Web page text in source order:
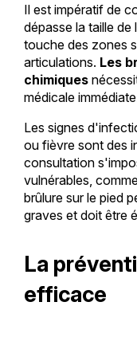
Il est impératif de
dépasse la taille de
touche des zones
articulations. Les
chimiques
médicale
Les signes
ou fièvre sont des
consultation
vulnérables,
brûlure sur le pied
graves et doit être
La
efficace